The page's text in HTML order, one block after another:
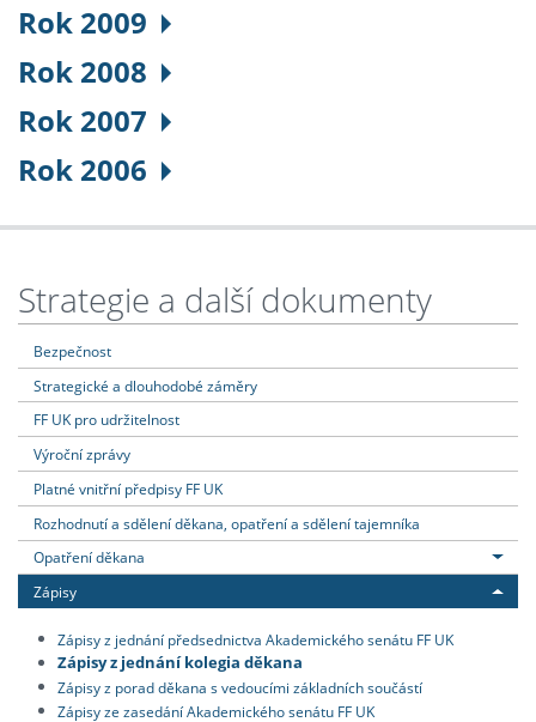
Rok 2009
Rok 2008
Rok 2007
Rok 2006
Strategie a další dokumenty
Bezpečnost
Strategické a dlouhodobé záměry
FF UK pro udržitelnost
Výroční zprávy
Platné vnitřní předpisy FF UK
Rozhodnutí a sdělení děkana, opatření a sdělení tajemníka
Opatření děkana
Zápisy
Zápisy z jednání předsednictva Akademického senátu FF UK
Zápisy z jednání kolegia děkana
Zápisy z porad děkana s vedoucími základních součástí
Zápisy ze zasedání Akademického senátu FF UK